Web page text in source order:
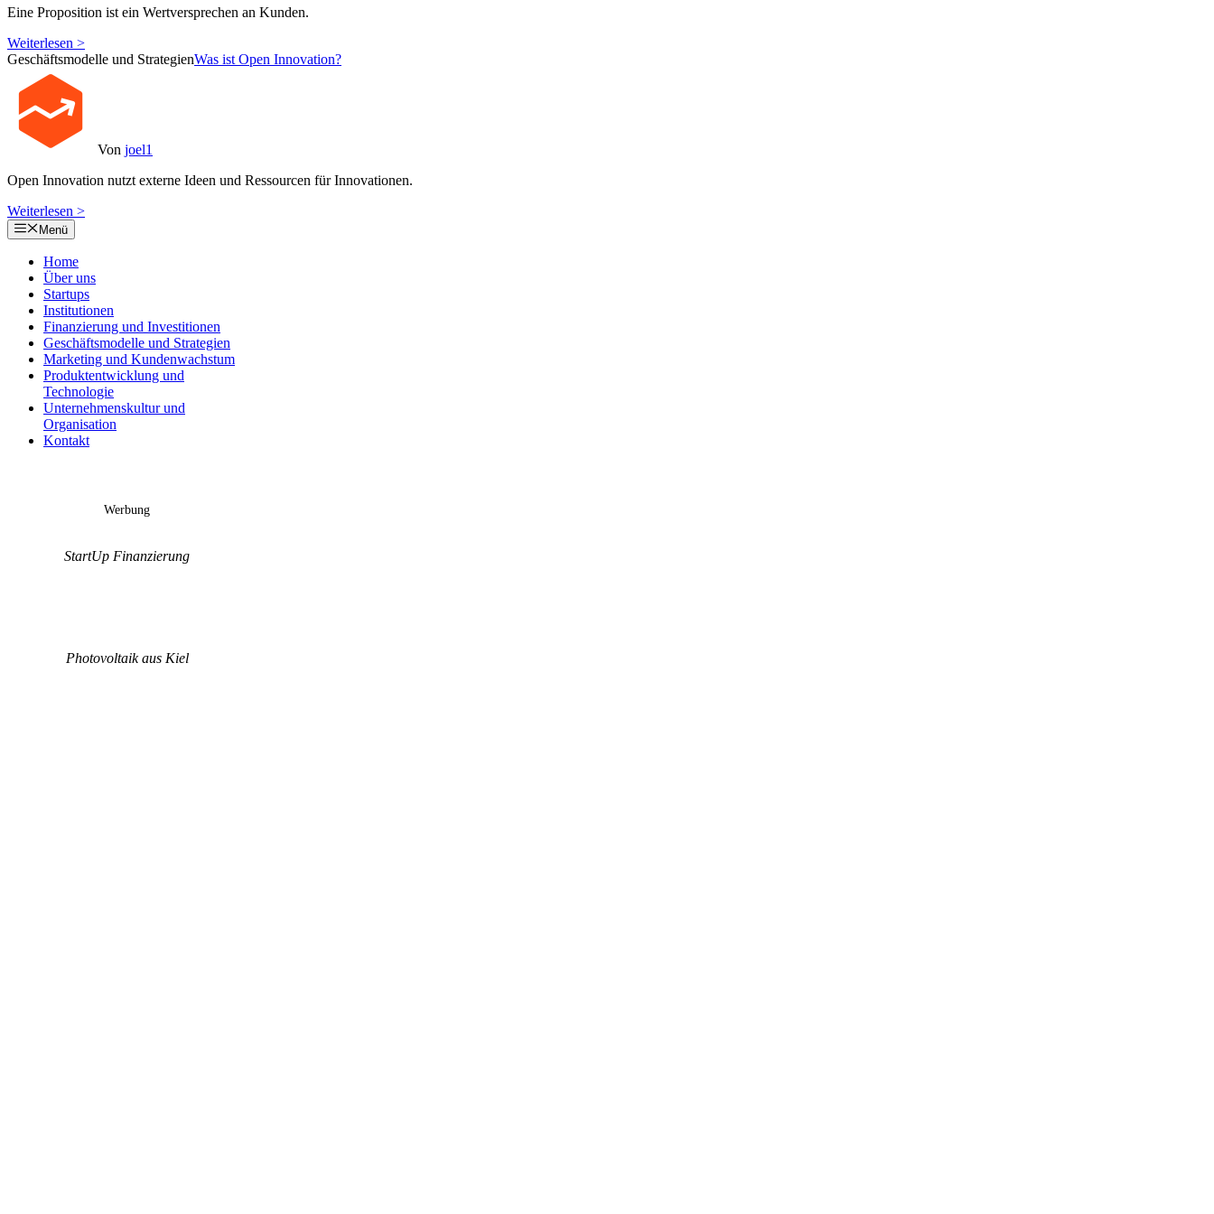
Eine Proposition ist ein Wertversprechen an Kunden.
Weiterlesen >
Geschäftsmodelle und StrategienWas ist Open Innovation?
Von joel1
Open Innovation nutzt externe Ideen und Ressourcen für Innovationen.
Weiterlesen >
Menü
Home
Über uns
Startups
Institutionen
Finanzierung und Investitionen
Geschäftsmodelle und Strategien
Marketing und Kundenwachstum
Produktentwicklung und
Technologie
Unternehmenskultur und
Organisation
Kontakt
Werbung
StartUp Finanzierung
Photovoltaik aus Kiel